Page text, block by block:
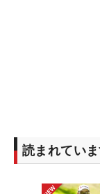
読まれてい